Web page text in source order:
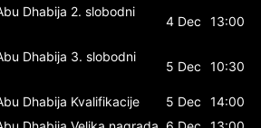
Dhabija 2. slobodni
4 Dec 13:00
Dhabija 3. slobodni
5 Dec 10:30
Dhabija Kvalifikacije 5 Dec
14:00